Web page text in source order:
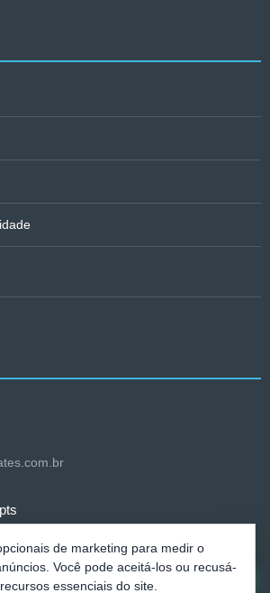
de marketing para medir o
Você pode aceitá-los ou recusá-
essenciais do site.